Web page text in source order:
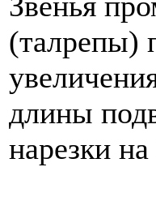
(талрепы)
длины
нарезки